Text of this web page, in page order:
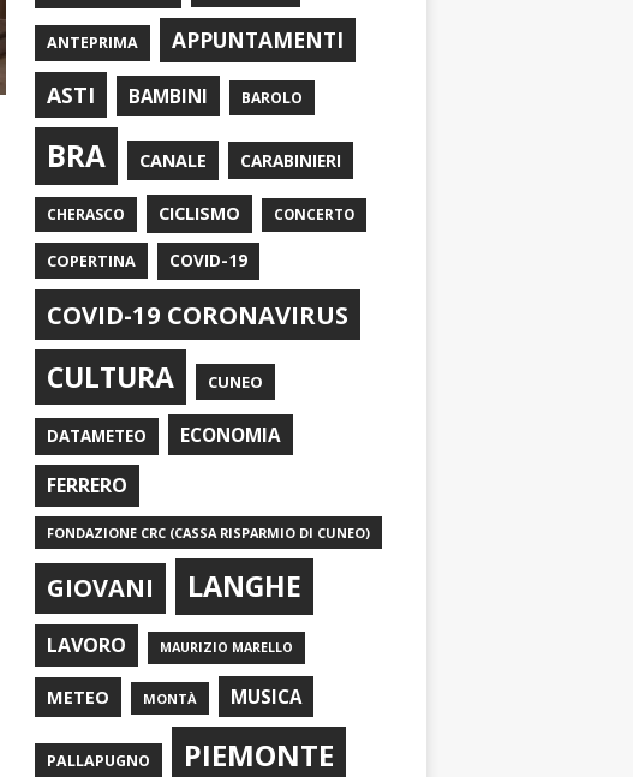
ANTEPRIMA
APPUNTAMENTI
ASTI
BAMBINI BAROLO
BRA CANALE CARABINIERI
CHERASCO CICLISMO CONCERTO
COPERTINA COVID-19
COVID-19 CORONAVIRUS
CULTURA CUNEO
DATAMETEO ECONOMIA
FERRERO
FONDAZIONE CRC (CASSA RISPARMIO DI CUNEO)
GIOVANI LANGHE
LAVORO MAURIZIO MARELLO
METEO MONTÀ MUSICA
PALLAPUGNO PIEMONTE